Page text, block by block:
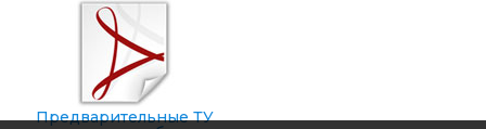
технического
обеспечения
(энергоснабжение)
Предварительные ТУ